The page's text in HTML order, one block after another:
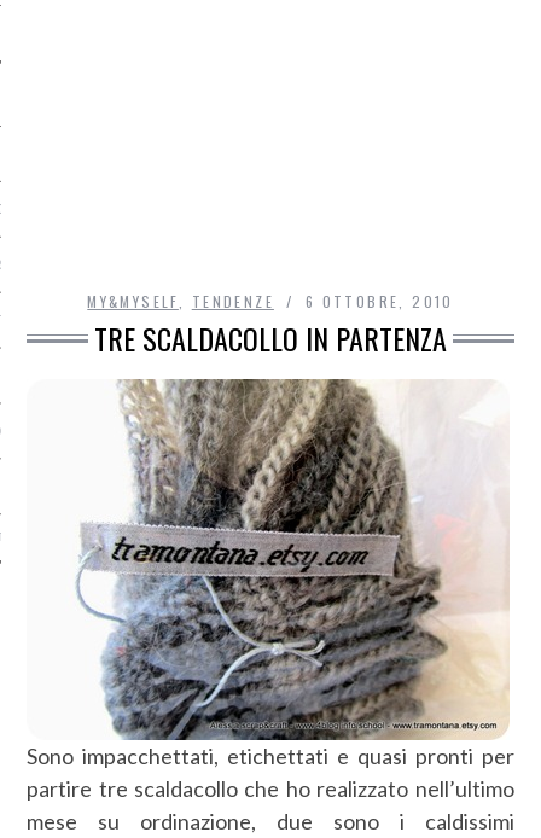
DI ACCESSO AI DATI
MY&MYSELF TENDENZE 6 OTTOBRE, 2010
TRE SCALDACOLLO IN PARTENZA
Sono impacchettati, etichettati e quasi pronti per
partire tre scaldacollo che ho realizzato nell’ultimo
mese su ordinazione, due sono i caldissimi